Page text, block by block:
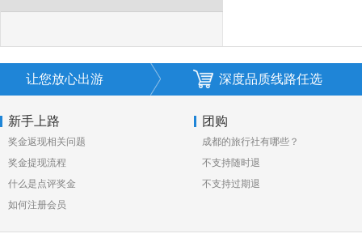
让您放心出游 深度品质线路任选
新手上路
奖金返现相关问题
奖金提现流程
什么是点评奖金
如何注册会员
团购
成都的旅行社有哪些？
不支持随时退
不支持过期退